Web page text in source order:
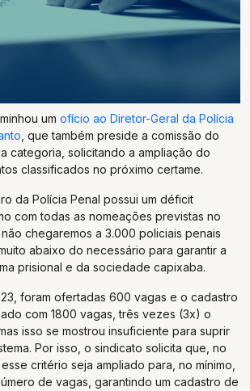
um ofício ao Diretor-Geral da Polícia
, que também preside a comissão do
categoria, solicitando a ampliação do
classificados no próximo certame.
da Polícia Penal possui um déficit
com todas as nomeações previstas no
chegaremos a 3.000 policiais penais
abaixo do necessário para garantir a
prisional e da sociedade capixaba.
foram ofertadas 600 vagas e o cadastro
com 1800 vagas, três vezes (3x) o
isso se mostrou insuficiente para suprir
Por isso, o sindicato solicita que, no
critério seja ampliado para, no mínimo,
de vagas, garantindo um cadastro de